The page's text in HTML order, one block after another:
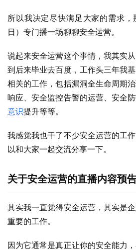
所以我决定尽快满足大家的需求
日）专门播一场聊聊安全运营。
说起来安全运营这个事情，我其实
到后来毕业去百度，工作头三年我
相关的工作，包括漏洞全生命周期
响应、安全监控告警的运营、安全
意识提升等等。
我感觉我也干了不少安全运营的工
以和大家一起交流分享一下。
关于安全运营的直播内容预
其实我一直觉得安全运营，其实是
重要的工作。
因为它通常是真正让你的安全能力